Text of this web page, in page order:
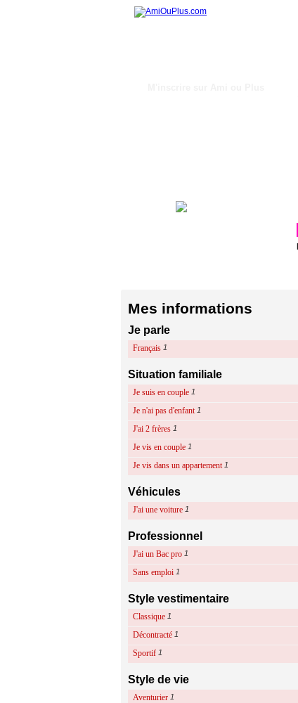
Mes informations
Je parle
Français 1
Situation familiale
Je suis en couple 1
Je n'ai pas d'enfant 1
J'ai 2 frères 1
Je vis en couple 1
Je vis dans un appartement 1
Véhicules
J'ai une voiture 1
Professionnel
J'ai un Bac pro 1
Sans emploi 1
Style vestimentaire
Classique 1
Décontracté 1
Sportif 1
Style de vie
Aventurier 1